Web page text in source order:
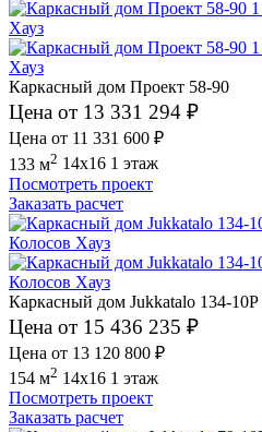
Каркасный дом Проект 58-90
Цена от 13 331 294 ₽
Цена от 11 331 600 ₽
133 м2 14x16 1 этаж
Посмотреть проект
Заказать расчет
Каркасный дом Jukkatalo 134-10P
Цена от 15 436 235 ₽
Цена от 13 120 800 ₽
154 м2 14x16 1 этаж
Посмотреть проект
Заказать расчет